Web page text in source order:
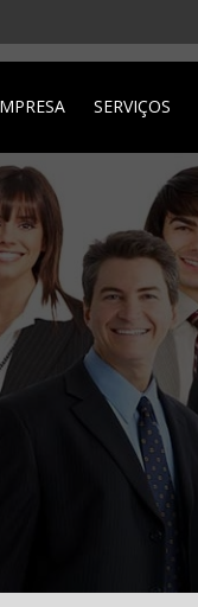
SERVIÇOS